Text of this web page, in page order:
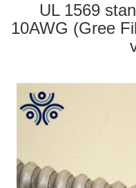
UL 1569
10AWG (Gree